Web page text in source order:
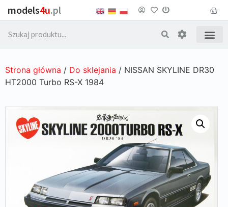
models4u.pl
Strona główna / Do sklejania / NISSAN SKYLINE DR30
HT2000 Turbo RS-X 1984